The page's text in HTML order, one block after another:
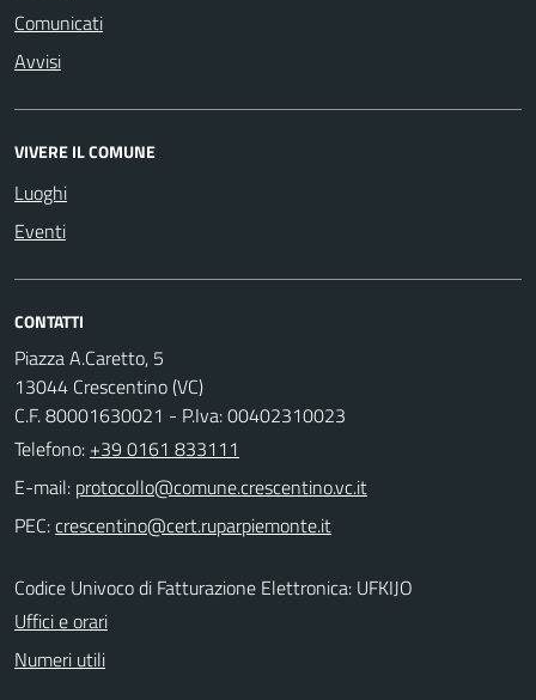
Comunicati
Avvisi
VIVERE IL COMUNE
Luoghi
Eventi
CONTATTI
Piazza A.Caretto, 5
13044 Crescentino (VC)
C.F. 80001630021 - P.Iva: 00402310023
Telefono: +39 0161 833111
E-mail:
PEC:
Codice Univoco di Fatturazione Elettronica: UFKIJO
Uffici e orari
Numeri utili